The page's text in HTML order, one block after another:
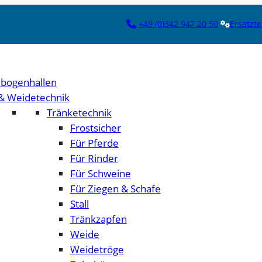
+49 (0)342 947 20 50
Weidetechnik
Tränketechnik
Frostsicher
Für Pferde
Für Rinder
Für Schweine
Für Ziegen & Schafe
Stall
Tränkzapfen
Weide
Weidetröge